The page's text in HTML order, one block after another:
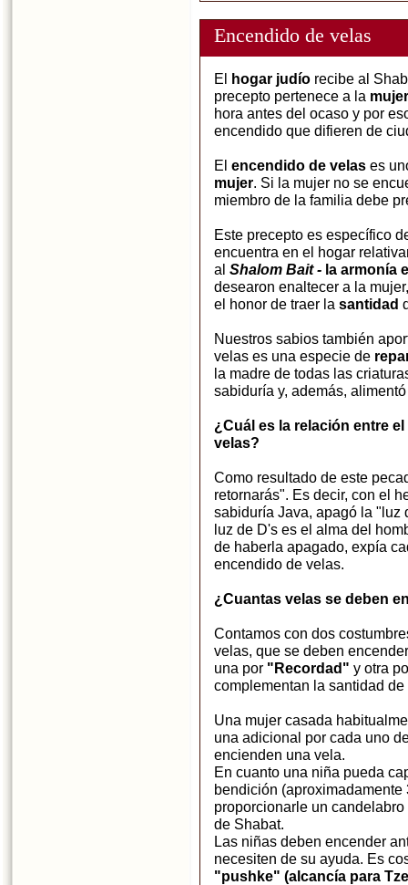
Encendido de velas
El hogar judío recibe al
precepto pertenece a la
hora antes del ocaso y por
encendido que difieren de
El encendido de velas es
mujer. Si la mujer no se
miembro de la familia debe
Este precepto es específico
encuentra en el hogar
al Shalom Bait - la armonía
desearon enaltecer a la
el honor de traer la santidad
Nuestros sabios también
velas es una especie de
la madre de todas las
sabiduría y, además,
¿Cuál es la relación entre
velas?
Como resultado de este
retornarás". Es decir, con el
sabiduría Java, apagó la "luz
luz de D's es el alma del
de haberla apagado, expía
encendido de velas.
¿Cuantas velas se deben
Contamos con dos
velas, que se deben
una por "Recordad" y otra
complementan la santidad de
Una mujer casada
una adicional por cada uno
encienden una vela.
En cuanto una niña pueda
bendición
proporcionarle un
de Shabat.
Las niñas deben encender
necesiten de su ayuda. Es
"pushke" (alcancía para